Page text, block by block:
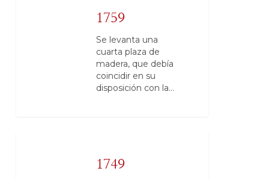
1759
Se levanta una
cuarta plaza de
madera, que debía
coincidir en su
disposición con la…
1749